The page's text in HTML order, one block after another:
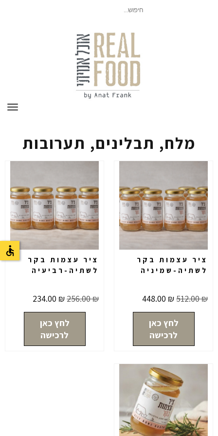
מלח, תבלינים, תערובות
ציר עצמות בקר
לשתיה-שמיניה
512.00₪
448.00 ₪
לחץ כאן
לרכישה
ציר עצמות בקר
לשתיה-רביעיה
256.00₪
234.00 ₪
לחץ כאן
לרכישה